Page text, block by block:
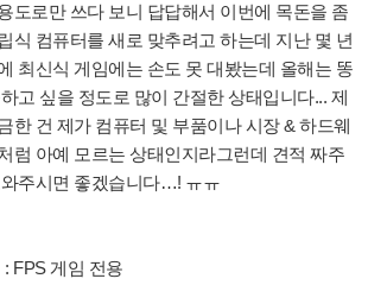
도로만 쓰다 보니 답답해서 이번에 목돈을 좀
식 컴퓨터를 새로 맞추려고 하는데 지난 몇 년
최신식 게임에는 손도 못 대봤는데 올해는 똥
고 싶을 정도로 많이 간절한 상태입니다... 제
한 건 제가 컴퓨터 및 부품이나 시장 & 하드웨
럼 아예 모르는 상태인지라그런데 견적 짜주
주시면 좋겠습니다…! ㅠㅠ
FPS 게임 전용